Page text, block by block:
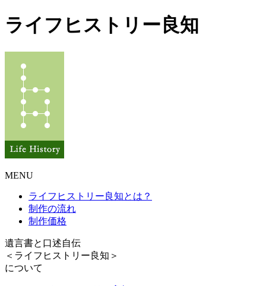
ライフヒストリー良知
MENU
ライフヒストリー良知とは？
制作の流れ
制作価格
遺言書と口述自伝
＜ライフヒストリー良知＞
について